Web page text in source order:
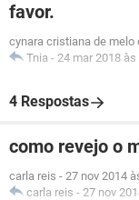
favor.
cynara cristiana de melo
Tnia - 24 mar 2018 às
4 Respostas
como revejo o
carla reis - 27 nov 2014
carla reis - 27 nov